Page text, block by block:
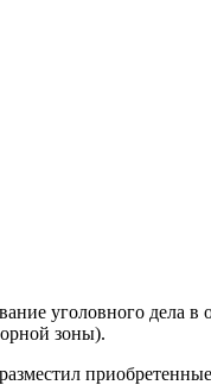
уголовного дела
зоны).